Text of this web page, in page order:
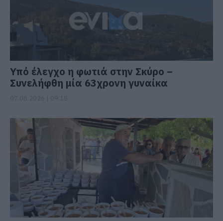
Υπό έλεγχο η φωτιά στην Σκύρο –
Συνελήφθη μία 63χρονη γυναίκα